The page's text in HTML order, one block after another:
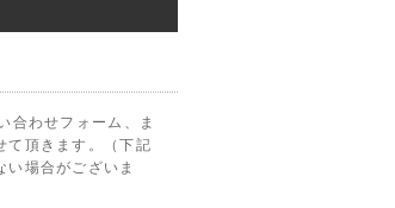
合わせフォーム、ま
て頂きます。（下記
場合がございま